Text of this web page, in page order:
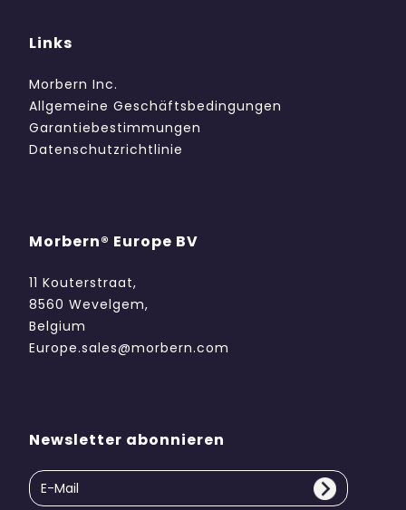
Links
Morbern Inc.
Allgemeine Geschäftsbedingungen
Garantiebestimmungen
Datenschutzrichtlinie
Morbern® Europe BV
11 Kouterstraat,
8560 Wevelgem,
Belgium
Europe.sales@morbern.com
Newsletter abonnieren